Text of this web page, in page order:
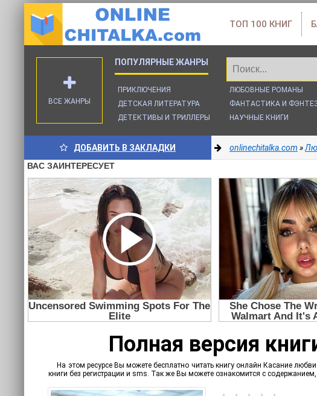
ТОП 100 КНИГ
ПРИКЛЮЧЕНИЯ
ДЕТСКАЯ ЛИТЕРАТУРА
ДЕТЕКТИВЫ И ТРИЛЛЕРЫ
ЛЮБОВНЫЕ РОМАНЫ
ФАНТАСТИКА И
НАУЧНЫЕ КНИГИ
ВСЕ ЖАНРЫ
ДОБАВИТЬ В ЗАКЛАДКИ onlinechitalka.com »
Полная версия
На этом ресурсе Вы можете бесплатно читать книгу онлайн Касание
книги без регистрации и sms. Так же Вы можете ознакомится с